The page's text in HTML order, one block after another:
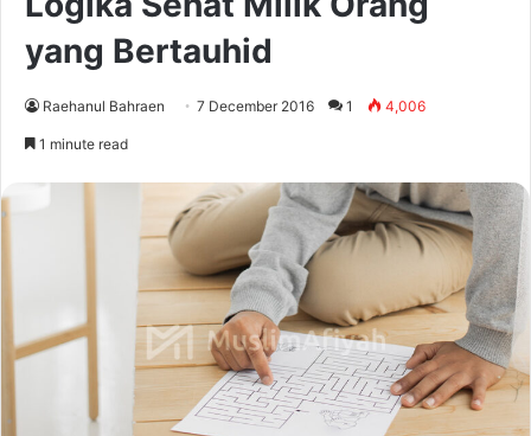
yang Bertauhid
Raehanul Bahraen 7 December 2016 1 4,006
1 minute read